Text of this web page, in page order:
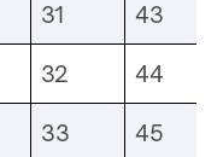
31 43
32 44
33 45